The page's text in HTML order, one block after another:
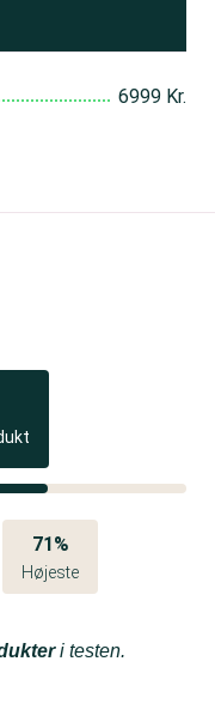
6999 Kr.
71%
Højeste
i testen.